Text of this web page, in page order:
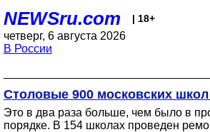
NEWSru.com | 18+
четверг, 6 августа 2026
В России
Столовые 900 московских
Это в два раза больше, чем было в
порядке. В 154 школах проведен